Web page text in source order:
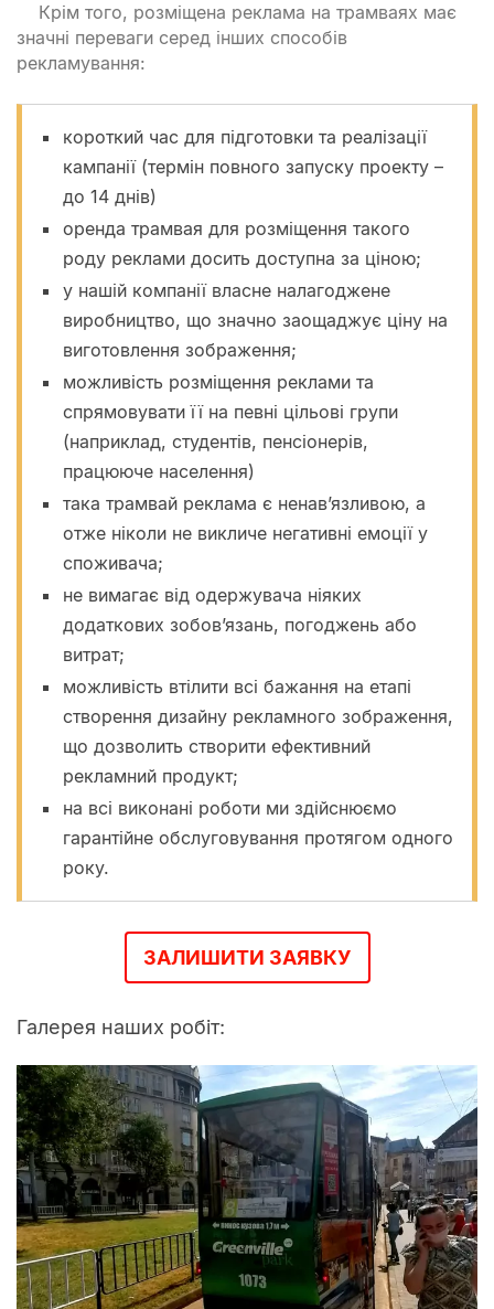
Крім того, розміщена реклама на трамваях має
значні переваги серед інших способів
рекламування:
короткий час для підготовки та реалізації
кампанії (термін повного запуску проекту –
до 14 днів)
оренда трамвая для розміщення такого
роду реклами досить доступна за ціною;
у нашій компанії власне налагоджене
виробництво, що значно заощаджує ціну на
виготовлення зображення;
можливість розміщення реклами та
спрямовувати її на певні цільові групи
(наприклад, студентів, пенсіонерів,
працююче населення)
така трамвай реклама є ненав’язливою, а
отже ніколи не викличе негативні емоції у
споживача;
не вимагає від одержувача ніяких
додаткових зобов’язань, погоджень або
витрат;
можливість втілити всі бажання на етапі
створення дизайну рекламного зображення,
що дозволить створити ефективний
рекламний продукт;
на всі виконані роботи ми здійснюємо
гарантійне обслуговування протягом одного
року.
ЗАЛИШИТИ ЗАЯВКУ
Галерея наших робіт: